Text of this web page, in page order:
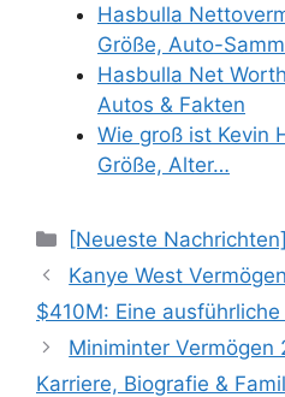
Hasbulla
Größe, Auto-
Hasbulla Net
Autos & Fakten
Wie groß ist Kevin
Größe, Alter…
Categories
[Neueste Nachrichten]
Kanye West
$410M: Eine
Miniminter Vermögen
Karriere, Biografie &